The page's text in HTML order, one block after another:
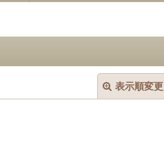
表示順変更